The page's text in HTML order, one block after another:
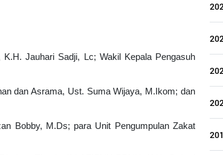
Jauhari Sadji, Lc; Wakil Kepala Pengasuh
dan Asrama, Ust. Suma Wijaya, M.Ikom; dan
Bobby, M.Ds; para Unit Pengumpulan Zakat